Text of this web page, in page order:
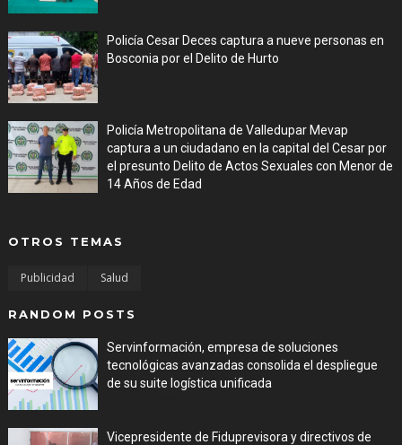
Policía Cesar Deces captura a nueve personas en
Bosconia por el Delito de Hurto
Policía Metropolitana de Valledupar Mevap
captura a un ciudadano en la capital del Cesar por
el presunto Delito de Actos Sexuales con Menor de
14 Años de Edad
OTROS TEMAS
Publicidad Salud
RANDOM POSTS
Servinformación, empresa de soluciones
tecnológicas avanzadas consolida el despliegue
de su suite logística unificada
Vicepresidente de Fiduprevisora y directivos de